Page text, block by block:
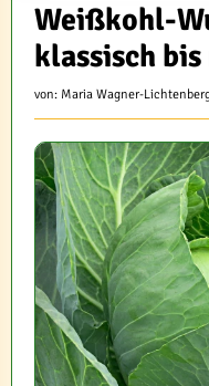
Weißkohl-
klassisch
von: Maria Wagner-